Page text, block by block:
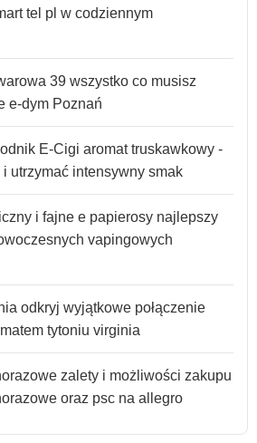
tel pl w codziennym
39 wszystko co musisz
e-dym Poznań
E-Cigi aromat truskawkowy -
utrzymać intensywny smak
i fajne e papierosy najlepszy
vapingowych
odkryj wyjątkowe połączenie
tytoniu virginia
zalety i możliwości zakupu
oraz psc na allegro